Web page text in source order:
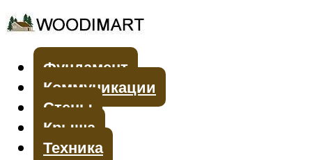
Фундамент
Коммуникации
Стены
Крыша
Техника